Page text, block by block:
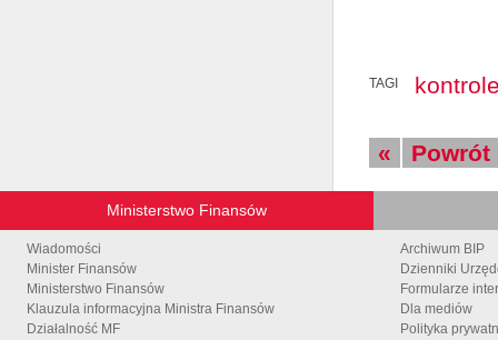
TAGI
« Powrót
Ministerstwo Finansów
Wiadomości
Minister Finansów
Ministerstwo Finansów
Klauzula informacyjna Ministra Finansów
Działalność MF
Archiwum BIP
Dzienniki
Formularze
Dla mediów
Polityka